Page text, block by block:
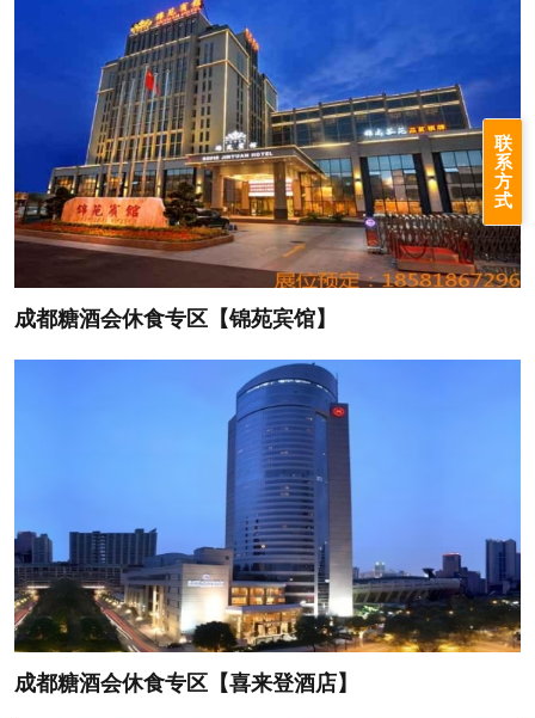
成都糖酒会休食专区【锦苑宾馆】
成都糖酒会休食专区【喜来登酒店】
联
系
方
式